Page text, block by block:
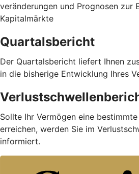
veränderungen und Prognosen zur
Kapitalmärkte
Quartalsbericht
Der Quartalsbericht liefert Ihnen
in die bisherige Entwicklung Ihres
Sollte Ihr Vermögen eine
erreichen, werden Sie im
informiert.